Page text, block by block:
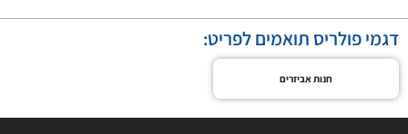
דגמי פולריס תואמים לפריט:
חנות אביזרים